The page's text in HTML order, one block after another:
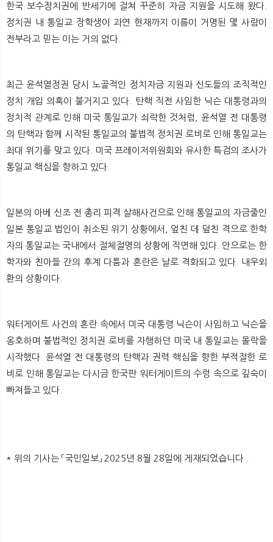
한국 보수정치권에 반세기에 걸쳐 꾸준히 자금 지원을 시도해 왔다.
정치권 내 통일교 장학생이 과연 현재까지 이름이 거명된 몇 사람이
전부라고 믿는 이는 거의 없다.
최근 윤석열정권 당시 노골적인 정치자금 지원과 신도들의 조직적인
정치 개입 의혹이 불거지고 있다. 탄핵 직전 사임한 닉슨 대통령과의
정치적 관계로 인해 미국 통일교가 쇠락한 것처럼, 윤석열 전 대통령
의 탄핵과 함께 시작된 통일교의 불법적 정치권 로비로 인해 통일교는
최대 위기를 맞고 있다. 미국 프레이저위원회와 유사한 특검의 조사가
통일교 핵심을 향하고 있다.
일본의 아베 신조 전 총리 피격 살해사건으로 인해 통일교의 자금줄인
일본 통일교 법인이 취소된 위기 상황에서, 엎친 데 덮친 격으로 한학
자의 통일교는 국내에서 절체절명의 상황에 직면해 있다. 안으로는 한
학자와 친아들 간의 후계 다툼과 혼란은 날로 격화되고 있다. 내우외
환의 상황이다.
워터게이트 사건의 혼란 속에서 미국 대통령 닉슨이 사임하고 닉슨을
옹호하며 불법적인 정치권 로비를 자행하던 미국 내 통일교는 몰락을
시작했다. 윤석열 전 대통령의 탄핵과 권력 핵심을 향한 부적절한 로
비로 인해 통일교는 다시금 한국판 워터게이트의 수렁 속으로 깊숙이
빠져들고 있다.
* 위의 기사는 「국민일보」 2025년 8월 28일에 게재되었습니다 .